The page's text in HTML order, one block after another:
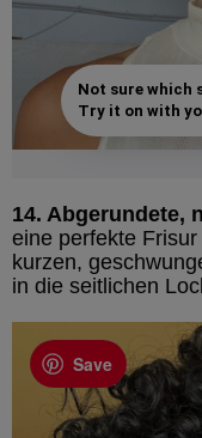
Not sure which
Try it on with
14. Abgerundete,
eine perfekte
kurzen,
in die seitlichen
Save